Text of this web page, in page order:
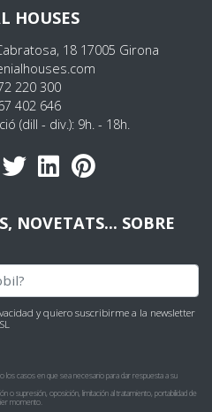
HOUSES
18 17005 Girona
220 300
402 646
(dill - div.): 9h. - 18h.
NOVETATS... SOBRE
y quiero suscribirme a la newsletter
los casos en que sea necesario para dar respuesta a su
o supresión, oposición, limitación al tratamiento, portabilidad de
momento.